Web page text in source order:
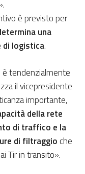
è previsto per
una
di logistica.
è tendenzialmente
il vicepresidente
importante,
della rete
di traffico e la
di filtraggio che
Tir in transito».